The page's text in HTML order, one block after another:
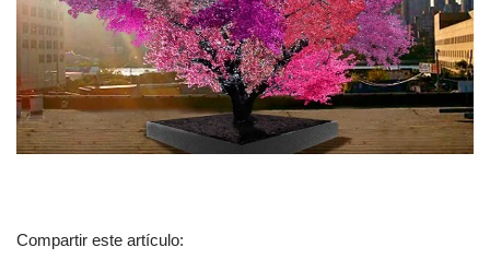
Compartir este artículo: